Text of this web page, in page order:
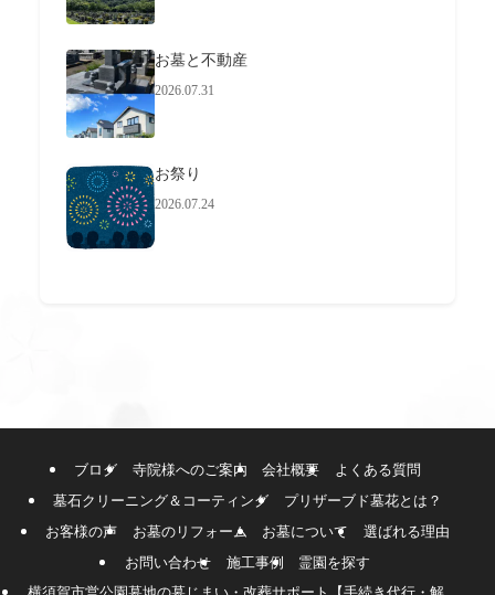
お墓と不動産
2026.07.31
お祭り
2026.07.24
ブログ 寺院様へのご案内 会社概要
よくある質問
墓石クリーニング＆コーティング
プリザーブド墓花とは？
お客様の声
お墓のリフォーム お墓について
選ばれる理由
お問い合わせ
施工事例
霊園を探す